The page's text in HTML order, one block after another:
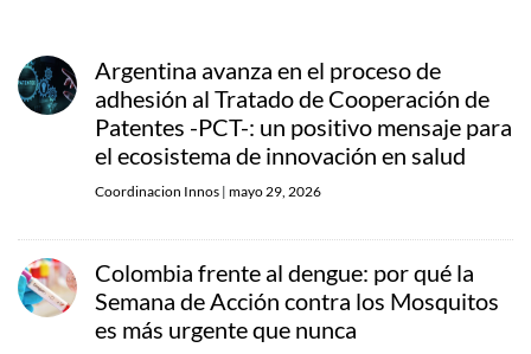
Argentina avanza en el proceso de
adhesión al Tratado de Cooperación de
Patentes -PCT-: un positivo mensaje para
el ecosistema de innovación en salud
Coordinacion Innos | mayo 29, 2026
Colombia frente al dengue: por qué la
Semana de Acción contra los Mosquitos
es más urgente que nunca